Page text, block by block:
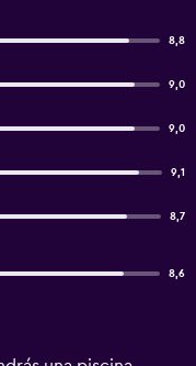
8,8
9,0
9,0
9,1
8,7
8,6